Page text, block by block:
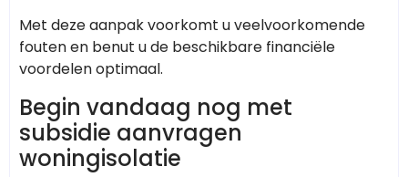
Met deze aanpak voorkomt u veelvoorkomende
fouten en benut u de beschikbare financiële
voordelen optimaal.
Begin vandaag nog met
subsidie aanvragen
woningisolatie